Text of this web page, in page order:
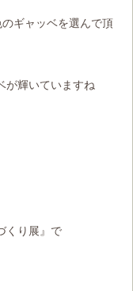
ギャッベを選んで頂
が輝いていますね
くり展』で